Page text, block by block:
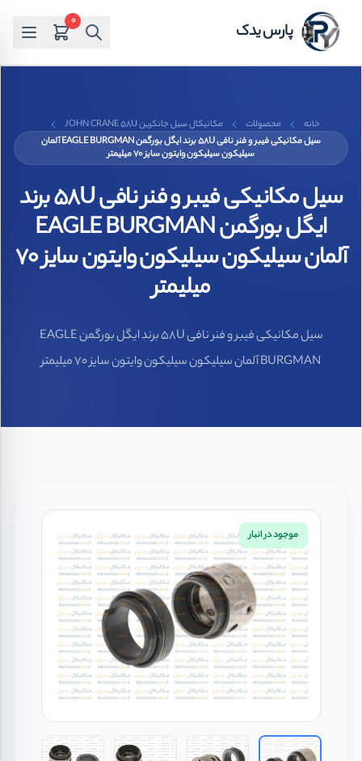
پارس یدک 0
خانه محصولات
مکانیکال سیل جانکرین JOHN CRANE 58U
سیل مکانیکی فیبر و فنر نافی 58U برند ایگل بورگمن EAGLE BURGMAN آلمان
سیلیکون سیلیکون وایتون سایز 70 میلیمتر
سیل مکانیکی فیبر و فنر نافی 58U برند
ایگل بورگمن EAGLE BURGMAN
آلمان سیلیکون سیلیکون وایتون سایز 70
میلیمتر
سیل مکانیکی فیبر و فنر نافی 58U برند ایگل بورگمن EAGLE
BURGMAN آلمان سیلیکون سیلیکون وایتون سایز 70 میلیمتر
موجود در انبار